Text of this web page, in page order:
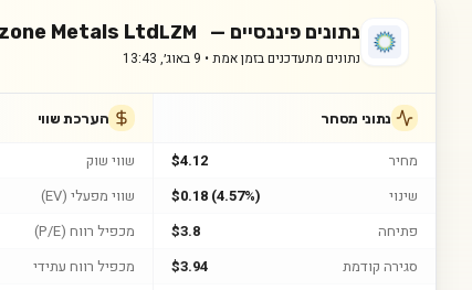
נתונים פיננסיים — Metals LtdLZM
נתונים מתעדכנים בזמן אמת • 9 באוג׳, 13:43
נתוני מסחר
מחיר
$4.12
שינוי
$0.18 (4.57%)
פתיחה
$3.8
סגירה קודמת
$3.94
הערכת שווי
שווי שוק
שווי מפעלי (EV)
מכפיל רווח (P/E)
מכפיל רווח עתידי